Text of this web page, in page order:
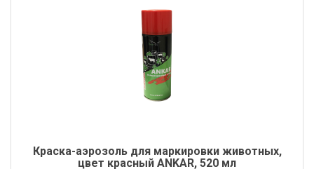
Краска-аэрозоль для маркировки животных,
цвет красный ANKAR, 520 мл